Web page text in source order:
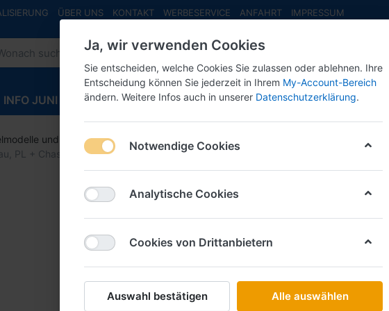
ÜBER UNS KONTAKT WERBESERVICE ANFAHRT IMPRESSUM
INFO JUNI INFO MAI NEU EINGETROFFEN NEUHEITEN
und Zubehör Auflieger
Schubboden / Walking Floor - Auflieger
PL + Chassis schwarz)
Schlüter
Medi
(grau,
Art.-Nr.
Ja, wir verwenden Cookies
Sie entscheiden, welche Cookies Sie zulassen oder ablehnen. Ihre
Entscheidung können Sie jederzeit in Ihrem My-Account-Bereich
ändern. Weitere Infos auch in unserer Datenschutzerklärung.
Notwendige Cookies
Analytische Cookies
Cookies von Drittanbietern
Auswahl bestätigen Alle auswählen